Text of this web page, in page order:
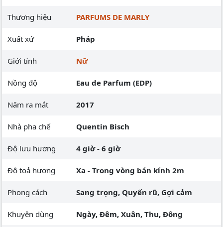
Thương hiệu PARFUMS DE MARLY
Xuất xứ Pháp
Giới tính Nữ
Nồng độ Eau de Parfum (EDP)
Năm ra mắt 2017
Nhà pha chế Quentin Bisch
Độ lưu hương 4 giờ - 6 giờ
Độ toả hương Xa - Trong vòng bán kính 2m
Phong cách Sang trọng, Quyến rũ, Gợi cảm
Khuyên dùng Ngày, Đêm, Xuân, Thu, Đông